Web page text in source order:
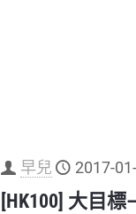
早兒 2017-
[HK100] 大目